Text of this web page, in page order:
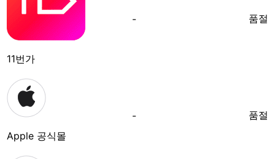
11번가
- 품절
Apple 공식몰
- 품절